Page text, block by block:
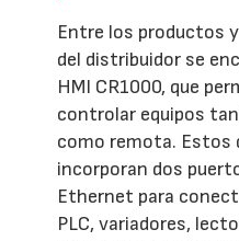
Entre los productos
del distribuidor se
HMI CR1000, que
controlar equipos
como remota. Estos
incorporan dos
Ethernet para
PLC, variadores,